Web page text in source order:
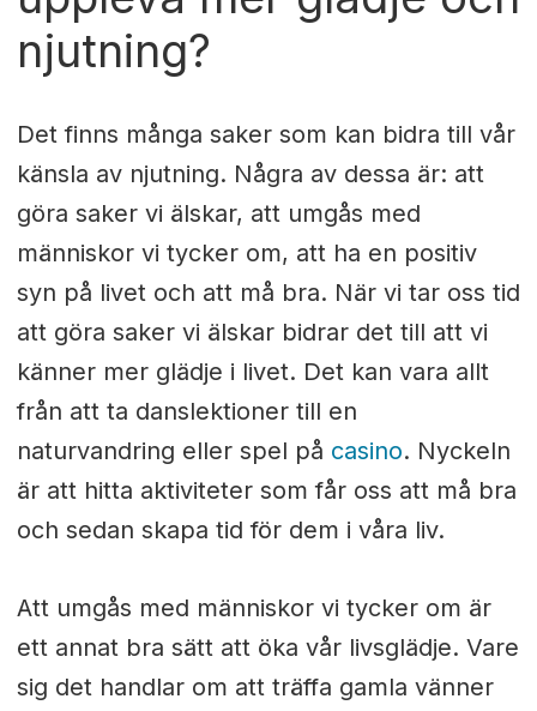
njutning?
Det finns många saker som kan bidra till vår
känsla av njutning. Några av dessa är: att
göra saker vi älskar, att umgås med
människor vi tycker om, att ha en positiv
syn på livet och att må bra. När vi tar oss tid
att göra saker vi älskar bidrar det till att vi
känner mer glädje i livet. Det kan vara allt
från att ta danslektioner till en
naturvandring eller spel på casino. Nyckeln
är att hitta aktiviteter som får oss att må bra
och sedan skapa tid för dem i våra liv.
Att umgås med människor vi tycker om är
ett annat bra sätt att öka vår livsglädje. Vare
sig det handlar om att träffa gamla vänner